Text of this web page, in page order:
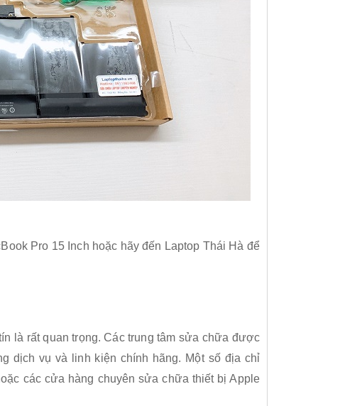
Pro 15 Inch hoặc hãy đến Laptop Thái Hà để
là rất quan trọng. Các trung tâm sửa chữa được
dịch vụ và linh kiện chính hãng. Một số địa chỉ
các cửa hàng chuyên sửa chữa thiết bị Apple